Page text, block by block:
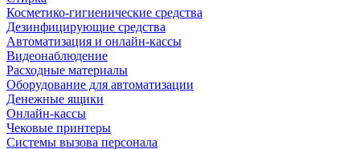
Косметико-гигиенические средства
Дезинфицирующие средства
Автоматизация и онлайн-кассы
Видеонаблюдение
Расходные материалы
Оборудование для автоматизации
Денежные ящики
Онлайн-кассы
Чековые принтеры
Системы вызова персонала